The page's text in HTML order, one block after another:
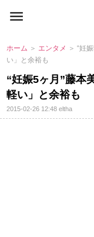
ホーム ＞ エンタメ ＞ “妊
い」と余裕も
“妊娠5ヶ月”藤本
軽い」と余裕も
2015-02-26 12:48eltha